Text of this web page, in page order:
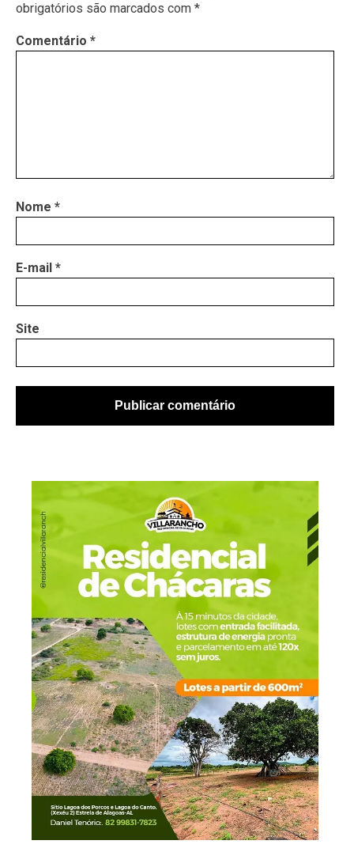
obrigatórios são marcados com *
Comentário *
Nome *
E-mail *
Site